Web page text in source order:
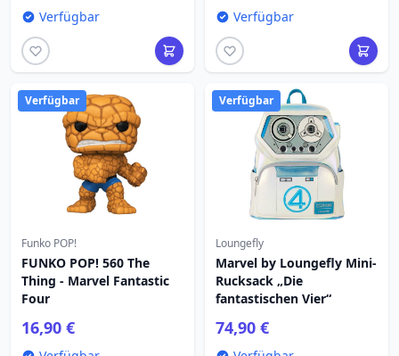
Verfügbar Verfügbar
Verfügbar
Funko POP!
FUNKO POP! 560 The
Thing - Marvel Fantastic
Four
16,90 €
Verfügbar
Loungefly
Marvel by Loungefly Mini-
Rucksack „Die
fantastischen Vier“
74,90 €